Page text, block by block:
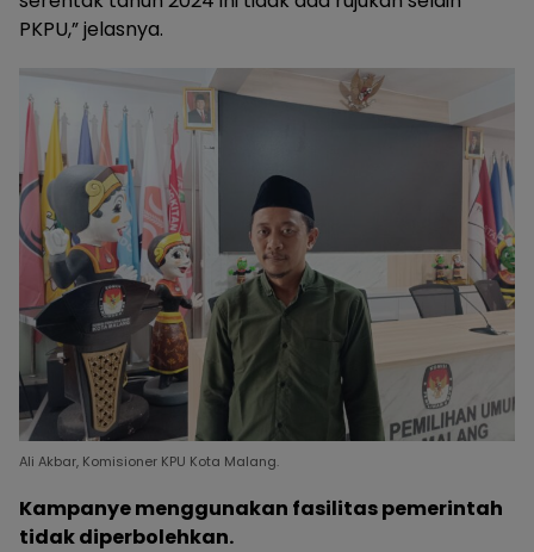
PKPU,” jelasnya.
Ali Akbar, Komisioner KPU Kota Malang.
Kampanye menggunakan fasilitas pemerintah
tidak diperbolehkan.